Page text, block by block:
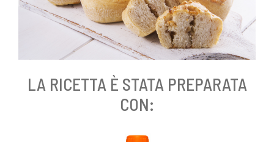
LA RICETTA È STATA PREPARATA
CON: